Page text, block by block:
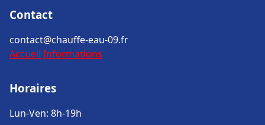
Contact
contact@chauffe-eau-09.fr
Accueil Informations
Horaires
Lun-Ven: 8h-19h